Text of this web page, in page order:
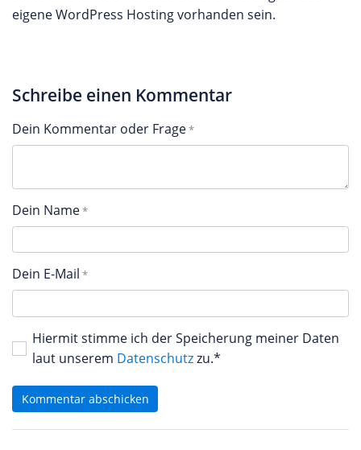
eigene WordPress Hosting vorhanden sein.
Schreibe einen Kommentar
Dein Kommentar oder Frage
Dein Name
Dein E-Mail
Hiermit stimme ich der Speicherung meiner Daten
laut unserem Datenschutzzu.*
Kommentar abschicken